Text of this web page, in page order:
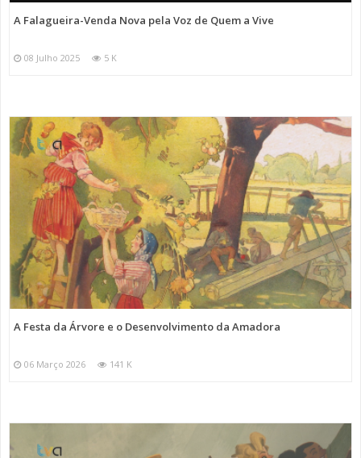
A Falagueira-Venda Nova pela Voz de Quem a Vive
08 Julho 2025 5 K
A Festa da Árvore e o Desenvolvimento da Amadora
06 Março 2026 141 K